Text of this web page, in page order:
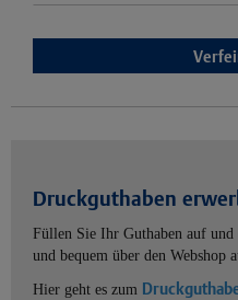
Druckguthaben
Füllen Sie Ihr Guthaben auf
und bequem über den Webshop
Hier geht es zum